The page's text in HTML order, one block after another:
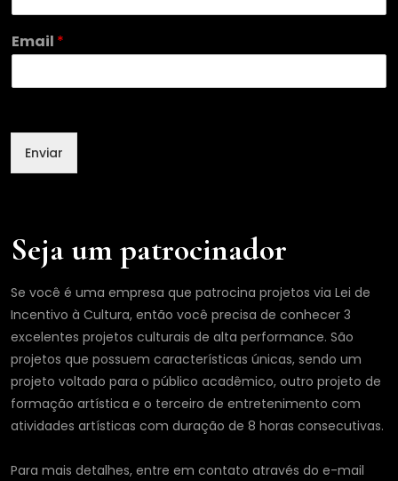
m
Email *
Enviar
Seja um patrocinador
Se você é uma empresa que patrocina projetos via Lei de
Incentivo à Cultura, então você precisa de conhecer 3
excelentes projetos culturais de alta performance. São
projetos que possuem características únicas, sendo um
projeto voltado para o público acadêmico, outro projeto de
formação artística e o terceiro de entretenimento com
atividades artísticas com duração de 8 horas consecutivas.
Para mais detalhes, entre em contato através do e-mail